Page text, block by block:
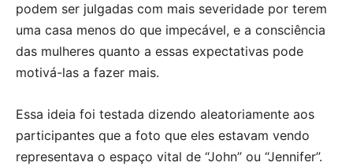
podem ser julgadas com mais severidade por terem
uma casa menos do que impecável, e a consciência
das mulheres quanto a essas expectativas pode
motivá-las a fazer mais.
Essa ideia foi testada dizendo aleatoriamente aos
participantes que a foto que eles estavam vendo
representava o espaço vital de “John” ou “Jennifer”.